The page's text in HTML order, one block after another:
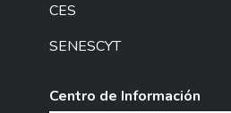
CES
SENESCYT
Centro de Información